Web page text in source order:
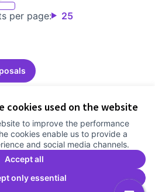
cookies used on the website
to improve the performance
cookies enable us to provide a
and social media channels.
Accept all
only essential
per page: 25
Choose language